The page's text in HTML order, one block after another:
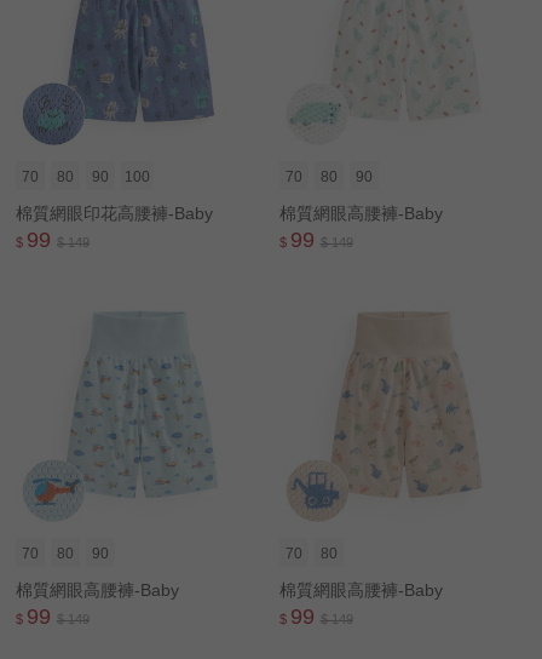
70 80 90 100
棉質網眼印花高腰褲-Baby
$ 99 $ 149
70 80 90
棉質網眼高腰褲-Baby
$ 99 $ 149
70 80 90
棉質網眼高腰褲-Baby
$ 99 $ 149
70 80
棉質網眼高腰褲-Baby
$ 99 $ 149